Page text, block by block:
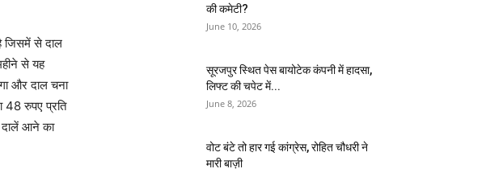
जिसमें से दाल
से यह
और दाल चना
48 रुपए प्रति
दालें आने का
की कमेटी?
June 10, 2026
सूरजपुर स्थित पेस बायोटेक कंपनी में हादसा,
लिफ्ट की चपेट में...
June 8, 2026
वोट बंटे तो हार गई कांग्रेस, रोहित चौधरी ने
मारी बाज़ी